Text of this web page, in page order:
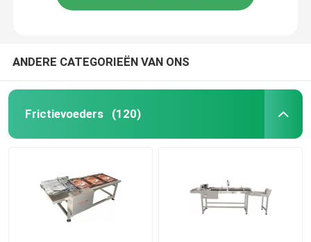
ANDERE CATEGORIEËN VAN ONS
Frictievoeders (120)